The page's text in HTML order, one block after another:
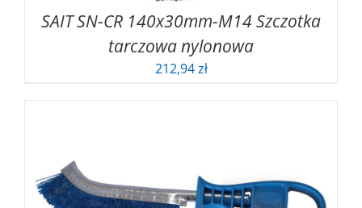
SAIT SN-CR 140x30mm-M14 Szczotka
tarczowa nylonowa
212,94zł